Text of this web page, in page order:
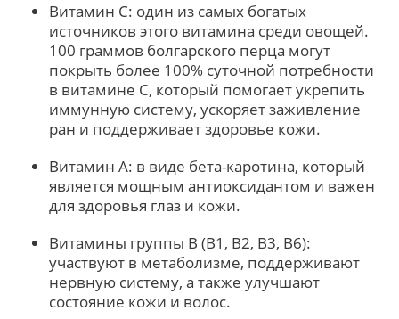
Витамин C: один из самых богатых
источников этого витамина среди овощей.
100 граммов болгарского перца могут
покрыть более 100% суточной потребности
в витамине C, который помогает укрепить
иммунную систему, ускоряет заживление
ран и поддерживает здоровье кожи.
Витамин A: в виде бета-каротина, который
является мощным антиоксидантом и важен
для здоровья глаз и кожи.
Витамины группы B (B1, B2, B3, B6):
участвуют в метаболизме, поддерживают
нервную систему, а также улучшают
состояние кожи и волос.